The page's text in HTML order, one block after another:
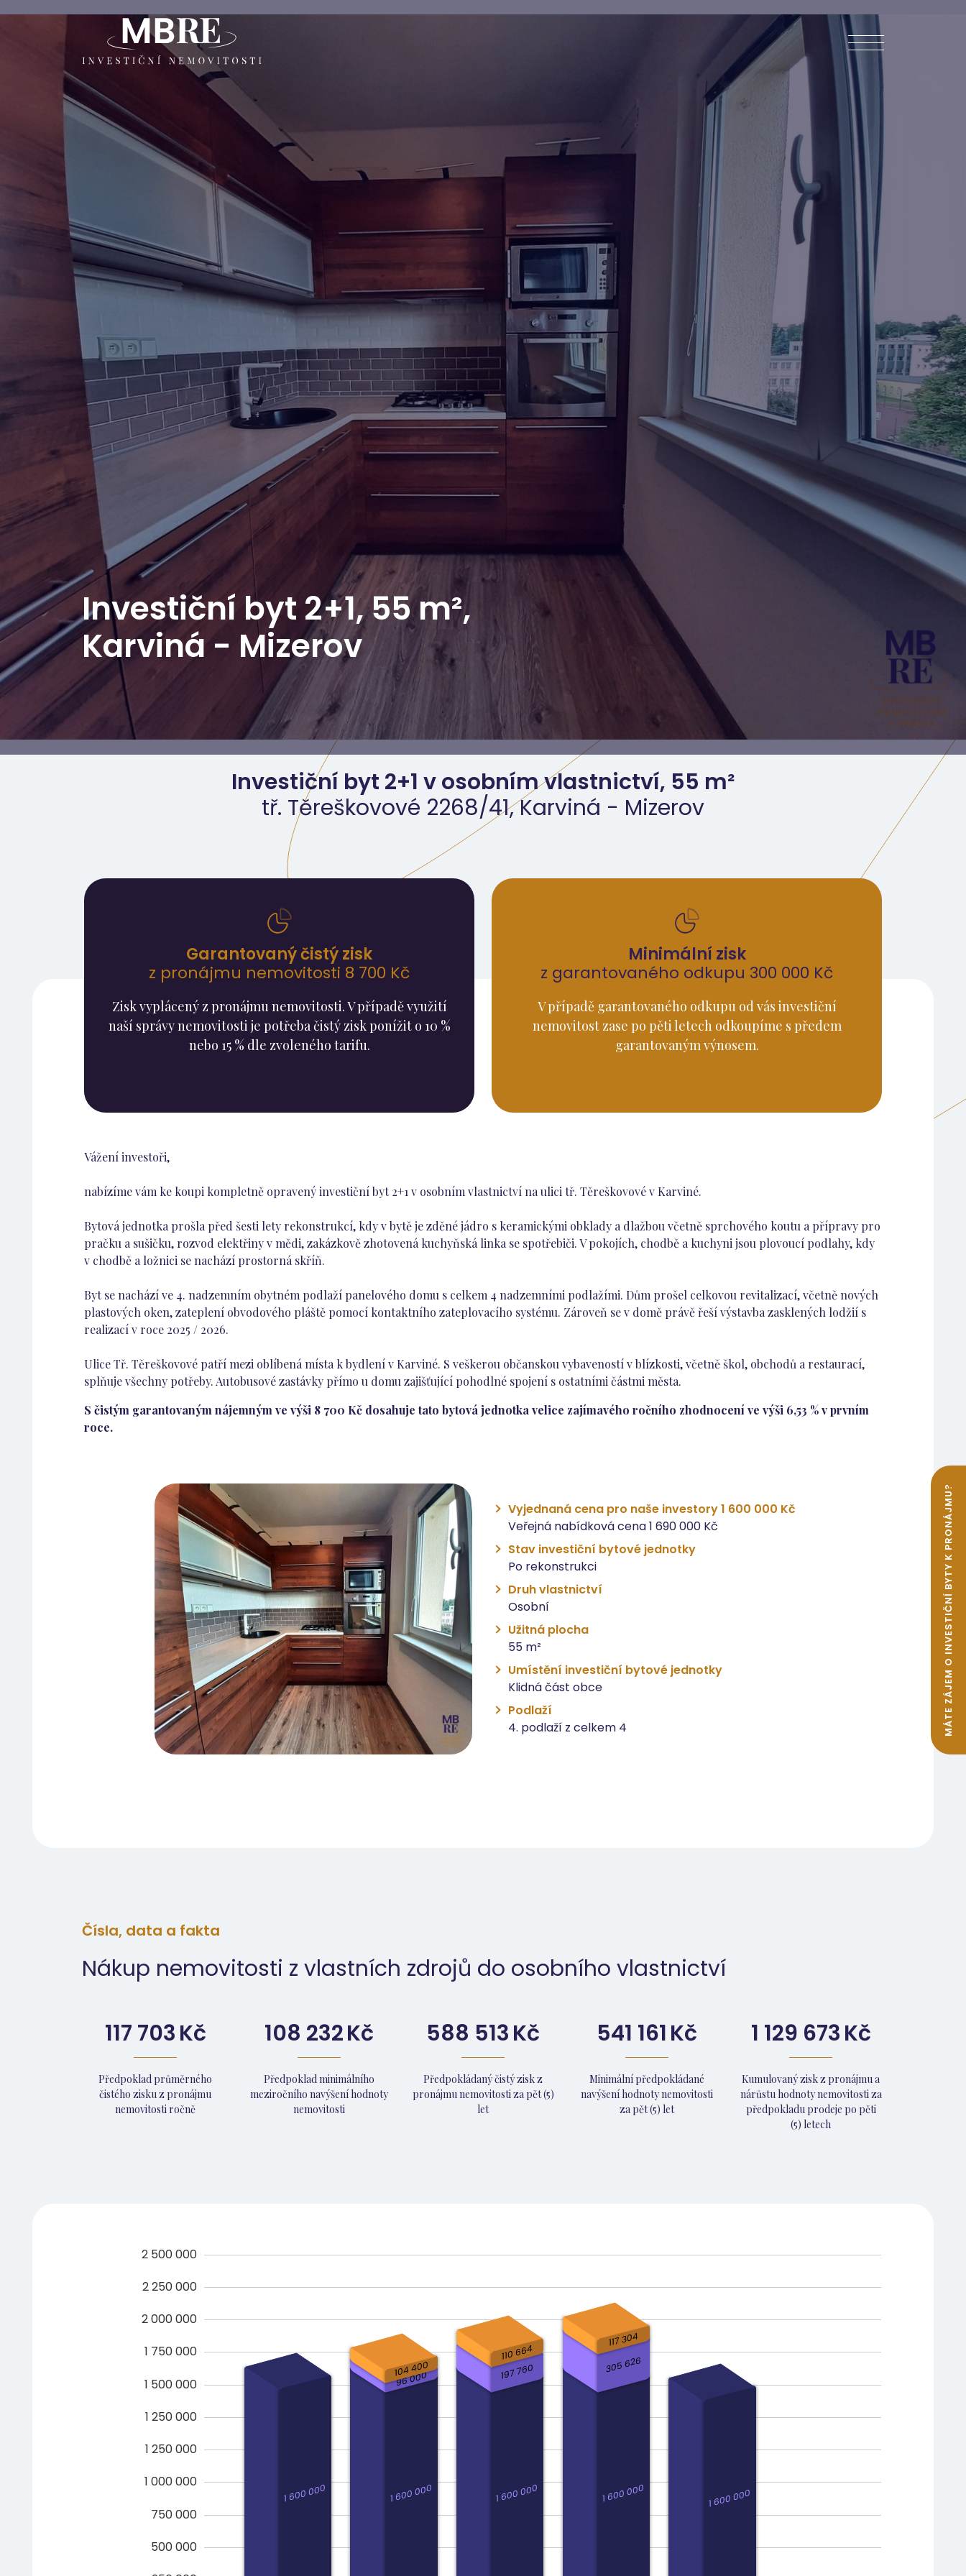
Investiční byt 2+1, 55 m²,
Karviná - Mizerov
Investiční byt 2+1 v osobním vlastnictví, 55 m²
tř. Těreškovové 2268/41, Karviná - Mizerov
Garantovaný čistý zisk
z pronájmu nemovitosti 8 700 Kč
Zisk vyplácený z pronájmu nemovitosti. V případě využití
naší správy nemovitosti je potřeba čistý zisk ponížit o 10 %
nebo 15 % dle zvoleného tarifu.
Minimální zisk
z garantovaného odkupu 300 000 Kč
V případě garantovaného odkupu od vás investiční
nemovitost zase po pěti letech odkoupíme s předem
garantovaným výnosem.
Vážení investoři,
nabízíme vám ke koupi kompletně opravený investiční byt 2+1 v osobním vlastnictví na ulici tř. Těreškovové v Karviné.
Bytová jednotka prošla před šesti lety rekonstrukcí, kdy v bytě je zděné jádro s keramickými obklady a dlažbou včetně sprchového koutu a přípravy pro
pračku a sušičku, rozvod elektřiny v mědi, zakázkově zhotovená kuchyňská linka se spotřebiči. V pokojích, chodbě a kuchyni jsou plovoucí podlahy, kdy
v chodbě a ložnici se nachází prostorná skříň.
Byt se nachází ve 4. nadzemním obytném podlaží panelového domu s celkem 4 nadzemními podlažími. Dům prošel celkovou revitalizací, včetně nových
plastových oken, zateplení obvodového pláště pomocí kontaktního zateplovacího systému. Zároveň se v domě právě řeší výstavba zasklených lodžií s
realizací v roce 2025 / 2026.
Ulice Tř. Těreškovové patří mezi oblíbená místa k bydlení v Karviné. S veškerou občanskou vybaveností v blízkosti, včetně škol, obchodů a restaurací,
splňuje všechny potřeby. Autobusové zastávky přímo u domu zajišťující pohodlné spojení s ostatními částmi města.
S čistým garantovaným nájemným ve výši 8 700 Kč dosahuje tato bytová jednotka velice zajímavého ročního zhodnocení ve výši 6,53 % v prvním
roce.
Vyjednaná cena pro naše investory 1 600 000 Kč
Veřejná nabídková cena 1 690 000 Kč
Stav investiční bytové jednotky
Po rekonstrukci
Druh vlastnictví
Osobní
Užitná plocha
55 m²
Umístění investiční bytové jednotky
Klidná část obce
Podlaží
4. podlaží z celkem 4
Čísla, data a fakta
Nákup nemovitosti z vlastních zdrojů do osobního vlastnictví
117 703Kč
Předpoklad průměrného
čistého zisku z pronájmu
nemovitosti ročně
108 232Kč
Předpoklad minimálního
meziročního navýšení hodnoty
nemovitosti
588 513Kč
Předpokládaný čistý zisk z
pronájmu nemovitosti za pět (5)
let
541 161Kč
Minimální předpokládané
navýšení hodnoty nemovitosti
za pět (5) let
1 129 673Kč
Kumulovaný zisk z pronájmu a
nárůstu hodnoty nemovitosti za
předpokladu prodeje po pěti
(5) letech
500 000
750 000
1 000 000
1 250 000
1 250 000
1 500 000
1 750 000
2 000 000
2 250 000
2 500 000
1 600 000 1 600 000
96 000
104 400
1 600 000
197 760
110 664
1 600 000
305 626
117 304
1 600 000
419 963
124 342
541 161
MÁTE ZÁJEM O INVESTIČNÍ BYTY K PRONÁJMU?